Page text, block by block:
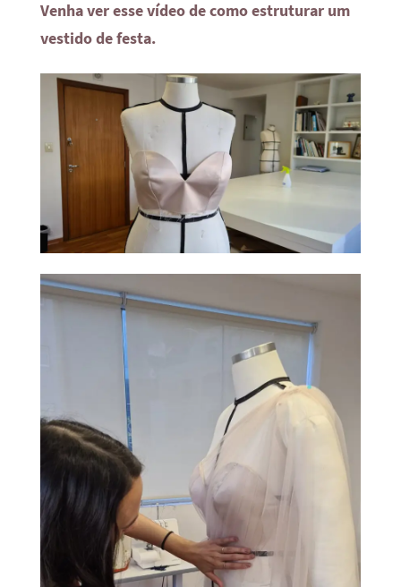
Venha ver esse vídeo de como estruturar um
vestido de festa.